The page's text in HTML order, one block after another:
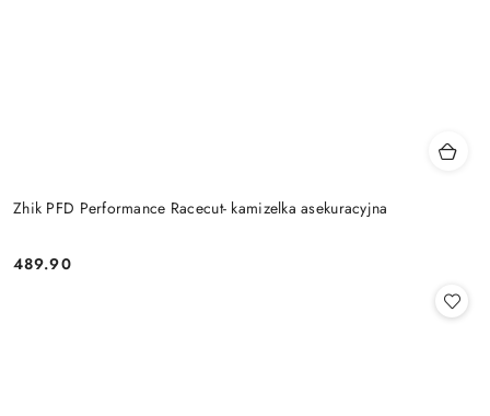
Zhik PFD Performance Racecut- kamizelka asekuracyjna
Cena:
489.90